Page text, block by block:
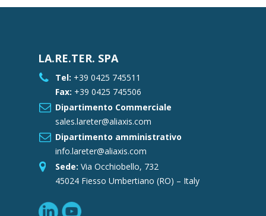
LA.RE.TER. SPA
Tel: +39 0425 745511
Fax: +39 0425 745506
Dipartimento Commerciale
sales.lareter@aliaxis.com
Dipartimento amministrativo
info.lareter@aliaxis.com
Sede: Via Occhiobello, 732
45024 Fiesso Umbertiano (RO) – Italy